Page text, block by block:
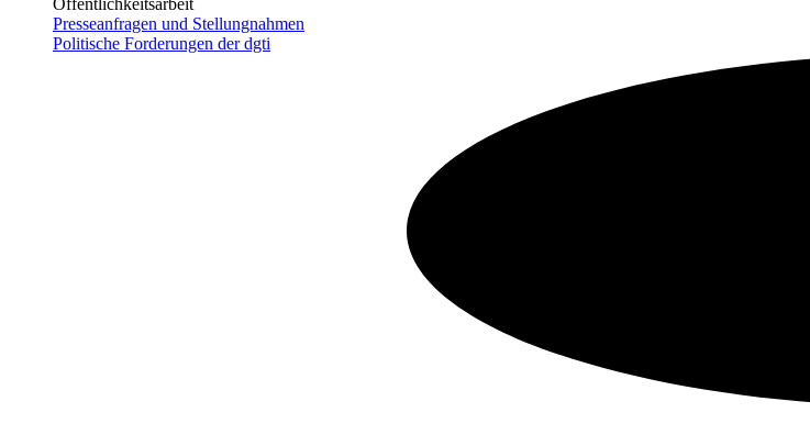
Presseanfragen und Stellungnahmen
Politische Forderungen der dgti